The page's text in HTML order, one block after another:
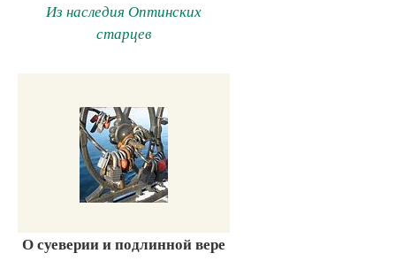
Из наследия Оптинских
старцев
О суеверии и подлинной вере